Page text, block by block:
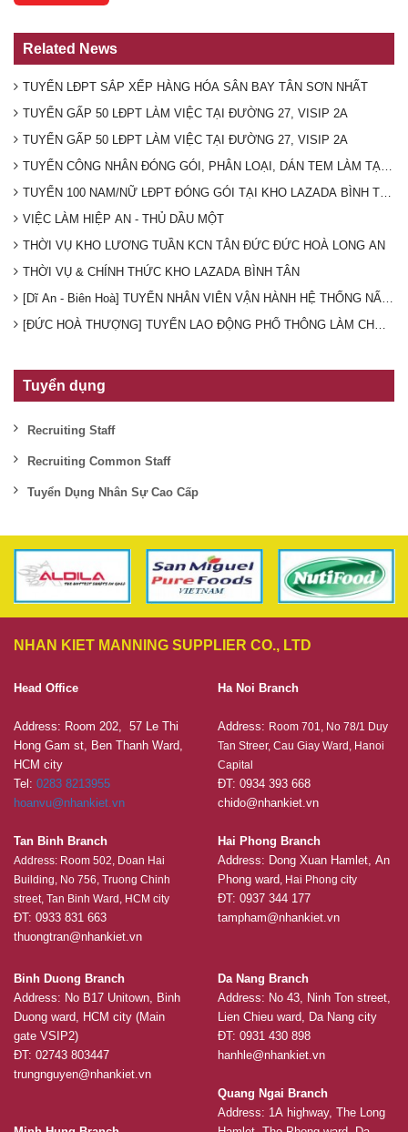
Related News
TUYỂN LĐPT SẮP XẾP HÀNG HÓA SÂN BAY TÂN SƠN NHẤT
TUYỂN GẤP 50 LĐPT LÀM VIỆC TẠI ĐƯỜNG 27, VISIP 2A
TUYỂN GẤP 50 LĐPT LÀM VIỆC TẠI ĐƯỜNG 27, VISIP 2A
TUYỂN CÔNG NHÂN ĐÓNG GÓI, PHÂN LOẠI, DÁN TEM LÀM TẠI
TUYỂN 100 NAM/NỮ LĐPT ĐÓNG GÓI TẠI KHO LAZADA BÌNH TÂN
VIỆC LÀM HIỆP AN - THỦ DẦU MỘT
THỜI VỤ KHO LƯƠNG TUẦN KCN TÂN ĐỨC ĐỨC HOÀ LONG AN
THỜI VỤ & CHÍNH THỨC KHO LAZADA BÌNH TÂN
[Dĩ An - Biên Hoà] TUYỂN NHÂN VIÊN VẬN HÀNH HỆ THỐNG NẤU
[ĐỨC HOÀ THƯỢNG] TUYỂN LAO ĐỘNG PHỔ THÔNG LÀM CHO
Tuyển dụng
Recruiting Staff
Recruiting Common Staff
Tuyển Dụng Nhân Sự Cao Cấp
NHAN KIET MANNING SUPPLIER CO., LTD
Head Office
Address: Room 202, 57 Le Thi
Hong Gam st, Ben Thanh Ward,
HCM city
Tel: 0283 8213955
hoanvu@nhankiet.vn
Tan Binh Branch
Address: Room 502, Doan Hai
Building, No 756, Truong Chinh
street, Tan Binh Ward, HCM city
ĐT: 0933 831 663
thuongtran@nhankiet.vn
Ha Noi Branch
Address: Room 701, No 78/1 Duy
Tan Streer, Cau Giay Ward, Hanoi
Capital
ĐT: 0934 393 668
chido@nhankiet.vn
Hai Phong Branch
Address: Dong Xuan Hamlet, An
Phong ward, Hai Phong city
ĐT: 0937 344 177
tampham@nhankiet.vn
Binh Duong Branch
Address: No B17 Unitown, Binh
Duong ward, HCM city (Main
gate VSIP2)
ĐT: 02743 803447
trungnguyen@nhankiet.vn
Da Nang Branch
Address: No 43, Ninh Ton street,
Lien Chieu ward, Da Nang city
ĐT: 0931 430 898
hanhle@nhankiet.vn
Quang Ngai Branch
Address: 1A highway, The Long